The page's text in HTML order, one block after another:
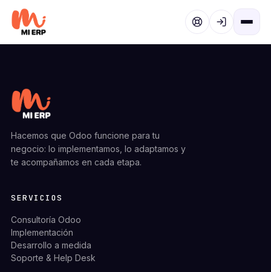
Ir al contenido
Hacemos que Odoo funcione para tu
negocio: lo implementamos, lo adaptamos y
te acompañamos en cada etapa.
SERVICIOS
Consultoría Odoo
Implementación
Desarrollo a medida
Soporte & Help Desk